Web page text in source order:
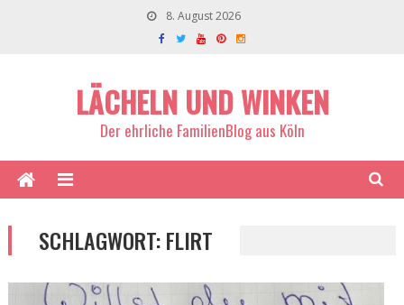
8. August 2026
LÄCHELN UND WINKEN
Der ehrliche FamilienBlog aus Köln
SCHLAGWORT:FLIRT